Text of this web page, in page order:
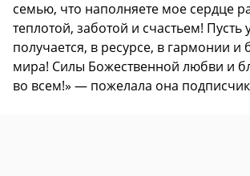
семью, что наполняете мое сердце
теплотой, заботой и счастьем! Пусть
получается, в ресурсе, в гармонии и
мира! Силы Божественной любви и
во всем!» — пожелала она